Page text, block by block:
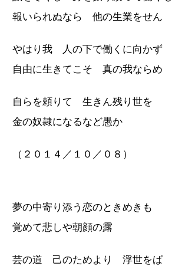
報いられぬなら 他の生業をせん
やはり我 人の下で働くに向かず
自由に生きてこそ 真の我ならめ
自らを頼りて 生きん残り世を
金の奴隷になるなど愚か
（２０１４／１０／０８）
夢の中寄り添う恋のときめきも
覚めて悲しや朝顔の露
芸の道 己のためより 浮世をば